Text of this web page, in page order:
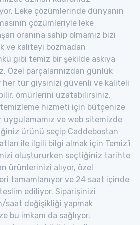
Leke çözümlerinde dünyanın
çözümleriyle leke
oranına sahip olmamız bizi
ve kaliteyi bozmadan
gibi temiz bir şekilde askıya
Özel parçalarınızdan günlük
her tür giysinizi güvenli ve kaliteli
ömürlerini uzatabilirsiniz.
hizmeti için bütçenize
uygulamamız ve web sitemizde
ürünü seçip Caddebostan
ile ilgili bilgi almak için Temiz'i
oluştururken seçtiğiniz tarihte
ürünlerinizi alıyor, özel
tamamlanıyor ve 24 saat içinde
ediliyor. Siparişinizi
saat değişikliği yapmak
bu imkanı da sağlıyor.